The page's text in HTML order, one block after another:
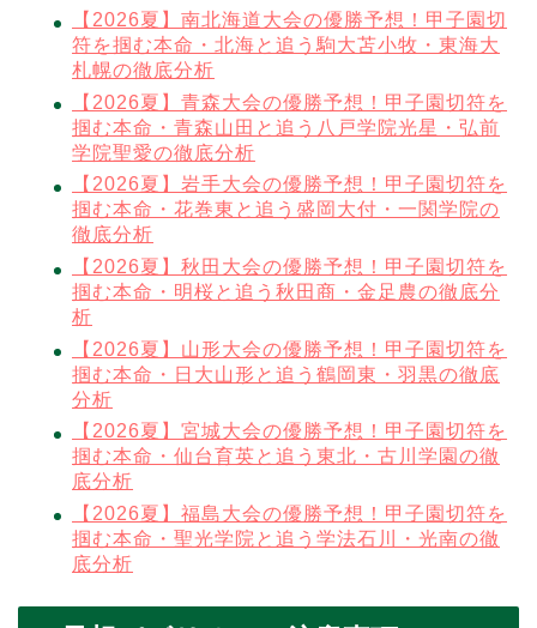
【2026夏】南北海道大会の優勝予想！甲子園切
符を掴む本命・北海と追う駒大苫小牧・東海大
札幌の徹底分析
【2026夏】青森大会の優勝予想！甲子園切符を
掴む本命・青森山田と追う八戸学院光星・弘前
学院聖愛の徹底分析
【2026夏】岩手大会の優勝予想！甲子園切符を
掴む本命・花巻東と追う盛岡大付・一関学院の
徹底分析
【2026夏】秋田大会の優勝予想！甲子園切符を
掴む本命・明桜と追う秋田商・金足農の徹底分
析
【2026夏】山形大会の優勝予想！甲子園切符を
掴む本命・日大山形と追う鶴岡東・羽黒の徹底
分析
【2026夏】宮城大会の優勝予想！甲子園切符を
掴む本命・仙台育英と追う東北・古川学園の徹
底分析
【2026夏】福島大会の優勝予想！甲子園切符を
掴む本命・聖光学院と追う学法石川・光南の徹
底分析